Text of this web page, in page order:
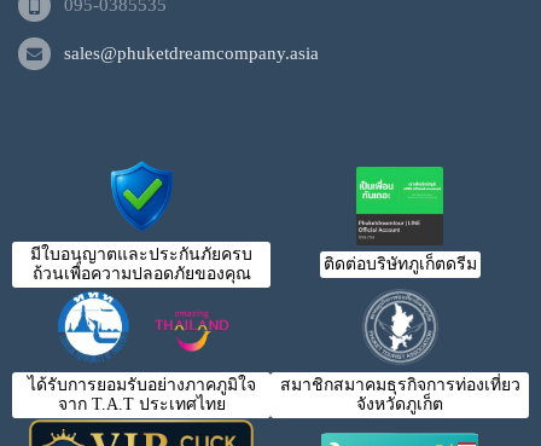
095-0385535
sales@phuketdreamcompany.asia
มีใบอนุญาตและประกันภัยครบ
ถ้วนเพื่อความปลอดภัยของคุณ
ติดต่อบริษัทภูเก็ตดรีม
ได้รับการยอมรับอย่างภาคภูมิใจ
จาก T.A.T ประเทศไทย
สมาชิกสมาคมธุรกิจการท่องเที่ยว
จังหวัดภูเก็ต